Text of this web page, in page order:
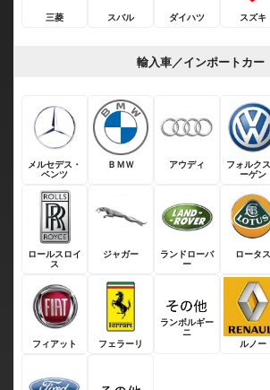
三菱 スバル ダイハツ スズキ
輸入車／インポートカー
メルセデス・
ベンツ
ＢＭＷ アウディ
フォルク
ーゲン
ロールスロイ
ス
ジャガー
ランドローバ
ー
ロータス
フィアット フェラーリ
ランボルギー
ニ
ルノー